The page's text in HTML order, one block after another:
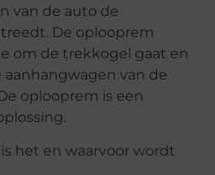
van de auto de
De oplooprem
om de trekkogel gaat en
van de
oplooprem is een